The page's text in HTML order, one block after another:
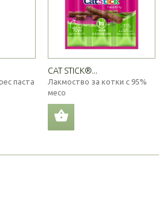
паста
CAT STICK®...
Лакмоство за котки с 95%
месо